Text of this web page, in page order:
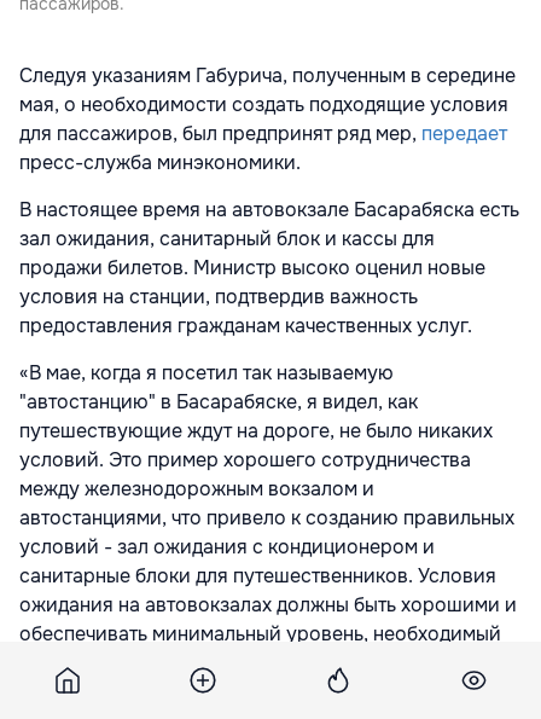
Следуя указаниям Габурича, полученным в середине
мая, о необходимости создать подходящие условия
для пассажиров, был предпринят ряд мер, передает
пресс-служба минэкономики.
В настоящее время на автовокзале Басарабяска есть
зал ожидания, санитарный блок и кассы для
продажи билетов. Министр высоко оценил новые
условия на станции, подтвердив важность
предоставления гражданам качественных услуг.
«В мае, когда я посетил так называемую
"автостанцию" в Басарабяске, я видел, как
путешествующие ждут на дороге, не было никаких
условий. Это пример хорошего сотрудничества
между железнодорожным вокзалом и
автостанциями, что привело к созданию правильных
условий - зал ожидания с кондиционером и
санитарные блоки для путешественников. Условия
ожидания на автовокзалах должны быть хорошими и
обеспечивать минимальный уровень, необходимый
для граждан», - сказал Кирил Габурич.